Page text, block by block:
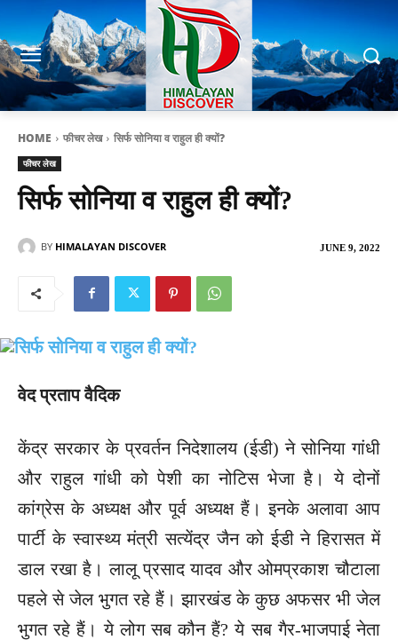
HOME फीचर लेख सिर्फ सोनिया व राहुल ही क्यों?
फीचर लेख
सिर्फ सोनिया व राहुल ही क्यों?
JUNE 9, 2022
BY HIMALAYAN DISCOVER
वेद प्रताप वैदिक
केंद्र सरकार के प्रवर्तन निदेशालय (ईडी) ने सोनिया गांधी
और राहुल गांधी को पेशी का नोटिस भेजा है। ये दोनों
कांग्रेस के अध्यक्ष और पूर्व अध्यक्ष हैं। इनके अलावा आप
पार्टी के स्वास्थ्य मंत्री सत्येंद्र जैन को ईडी ने हिरासत में
डाल रखा है। लालू प्रसाद यादव और ओमप्रकाश चौटाला
पहले से जेल भुगत रहे हैं। झारखंड के कुछ अफसर भी जेल
भुगत रहे हैं। ये लोग सब कौन हैं? ये सब गैर-भाजपाई नेता